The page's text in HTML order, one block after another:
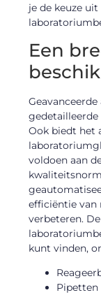
je de keuze
Een
gedetailleerde
Ook biedt het
voldoen aan
efficiëntie van
verbeteren.
kunt vinden,
Pipetten